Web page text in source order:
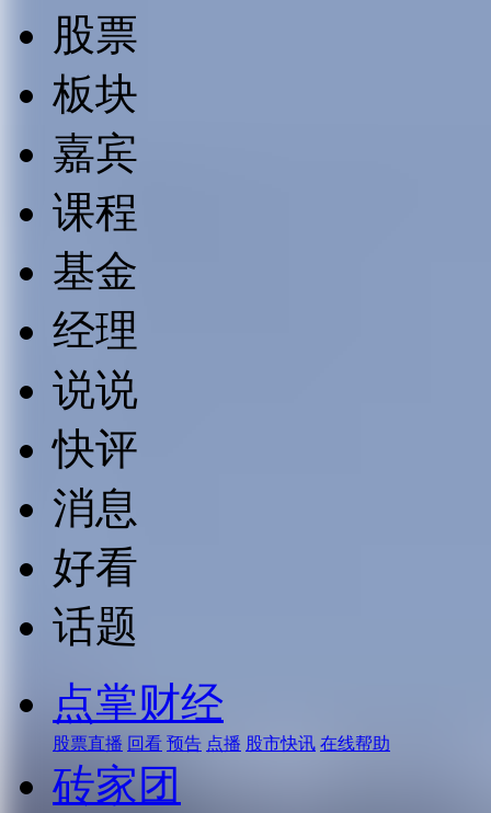
股票
板块
嘉宾
课程
基金
经理
说说
快评
消息
好看
话题
点掌财经
股票直播 回看 预告 点播 股市快讯 在线帮助
砖家团